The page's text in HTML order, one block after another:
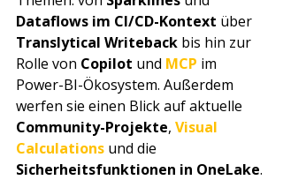
Dataflows im CI/CD-Kontext über
Translytical Writeback bis hin zur
Rolle von Copilot und MCP im
Power-BI-Ökosystem. Außerdem
werfen sie einen Blick auf aktuelle
Community-Projekte, Visual
Calculations und die
Sicherheitsfunktionen in OneLake.